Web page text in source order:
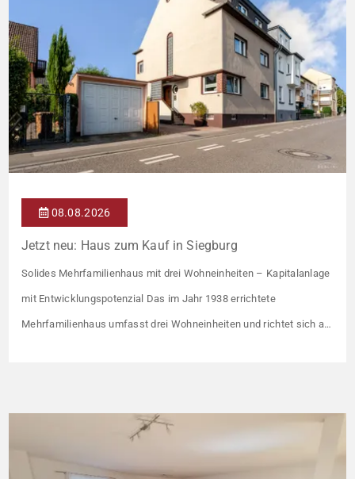
08.08.2026
Jetzt neu: Haus zum Kauf in Siegburg
Solides Mehrfamilienhaus mit drei Wohneinheiten – Kapitalanlage
mit Entwicklungspotenzial Das im Jahr 1938 errichtete
Mehrfamilienhaus umfasst drei Wohneinheiten und richtet sich an
Damit liegt das Mietniveau deutlich unter dem ortsüblichen